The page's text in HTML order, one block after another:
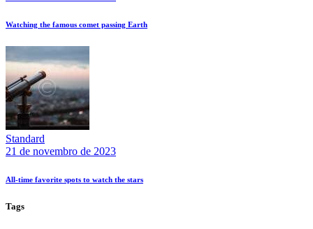
Watching the famous comet passing Earth
Standard
21 de novembro de 2023
All-time favorite spots to watch the stars
Tags